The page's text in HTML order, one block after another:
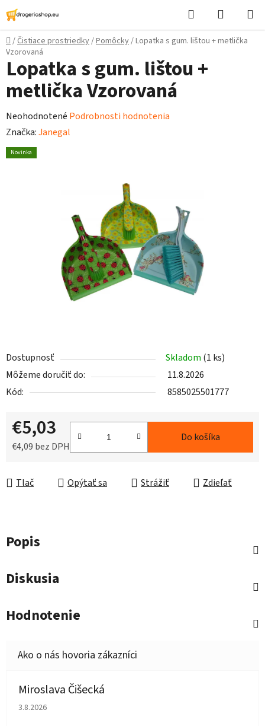
Prejsť
na
obsah
Hľadať
košík
Domov
/Čistiace prostriedky/Pomôcky/Lopatka s gum. lištou + metlička
Vzorovaná
Dostupnosť Skladom (1 ks)
Môžeme doručiť do:
11.8.2026
Kód:
8585025501777
€5,03
€4,09 bez DPH
Do košíka
Tlač Opýtať sa Strážiť Zdieľať
Lopatka s gum. lištou +
metlička Vzorovaná
Priemerné
hodnotenie
produktu
Neohodnotené Podrobnosti hodnotenia
Značka:Janegal
Novinka
Popis
Diskusia
Hodnotenie
Miroslava Čišecká
Hodnotenie obchodu je 1 z 5 hviezdičiek.
3.8.2026